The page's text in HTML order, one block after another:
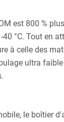
est 800 %
°C. Tout en
à celle des
ultra
le boîtier